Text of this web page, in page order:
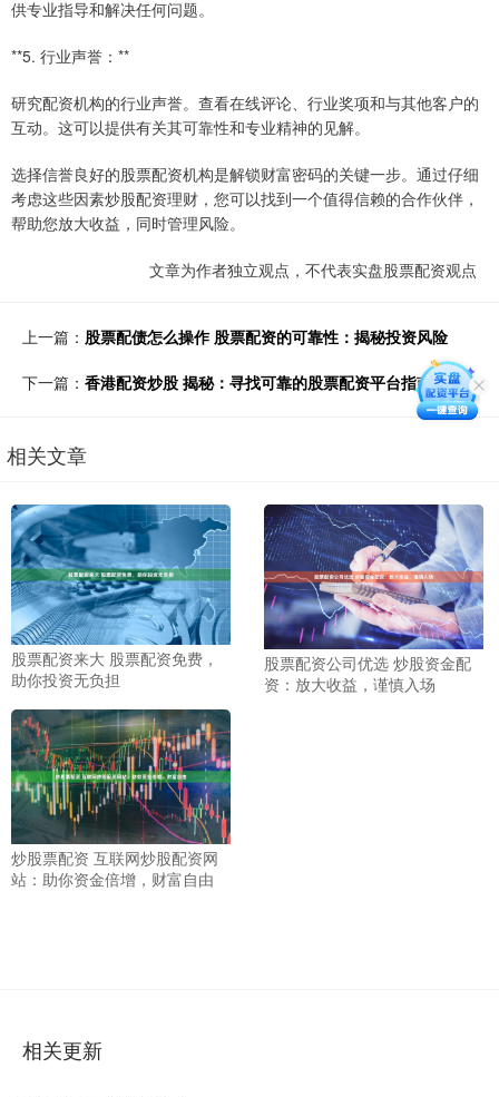
供专业指导和解决任何问题。
**5. 行业声誉：**
研究配资机构的行业声誉。查看在线评论、行业奖项和与其他客户的
互动。这可以提供有关其可靠性和专业精神的见解。
选择信誉良好的股票配资机构是解锁财富密码的关键一步。通过仔细
考虑这些因素炒股配资理财，您可以找到一个值得信赖的合作伙伴，
帮助您放大收益，同时管理风险。
文章为作者独立观点，不代表实盘股票配资观点
上一篇： 股票配债怎么操作 股票配资的可靠性：揭秘投资风险
下一篇： 香港配资炒股 揭秘：寻找可靠的股票配资平台指南
相关文章
股票配资来大 股票配资免费，
助你投资无负担
股票配资公司优选 炒股资金配
资：放大收益，谨慎入场
炒股票配资 互联网炒股配资网
站：助你资金倍增，财富自由
相关更新